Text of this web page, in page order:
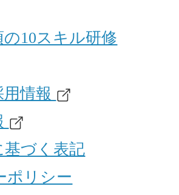
10スキル研修
情報
基づく表記
ポリシー